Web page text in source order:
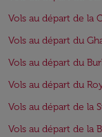
Vols au départ de la
Vols au départ du
Vols au départ du
Vols au départ du
Vols au départ de la
Vols au départ de la